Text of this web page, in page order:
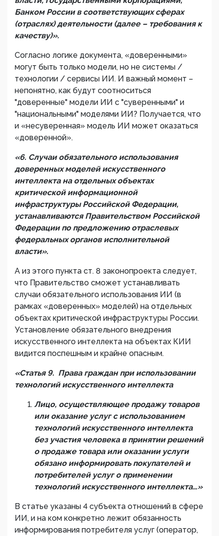
Банком России в соответствующих сферах
(отраслях) деятельности (далее – требования к
качеству)».
Согласно логике документа, «доверенными»
могут быть только модели, но не системы /
технологии / сервисы ИИ. И важный момент –
непонятно, как будут соотноситься
"доверенные" модели ИИ с "суверенными" и
"национальными" моделями ИИ? Получается, что
и «несуверенная» модель ИИ может оказаться
«доверенной».
«6. Случаи обязательного использования
доверенных моделей искусственного
интеллекта на отдельныхобъектах
критической информационной
инфраструктуры Российской Федерации,
устанавливаются Правительством Российской
Федерациипо предложению отраслевых
федеральных органов исполнительной
власти».
А из этого пункта ст. 8 законопроекта следует,
что Правительство сможет устанавливать
случаи обязательного использования ИИ (в
рамках «доверенных» моделей) на отдельных
объектах критической инфраструктуры России.
Установление обязательного внедрения
искусственного интеллекта на объектах КИИ
видится поспешным и крайне опасным.
«Статья 9. Права граждан при использовании
технологий искусственного интеллекта
Лицо, осуществляющее продажу товаров
или оказание услуг с использованием
технологий искусственного интеллекта
без участия человека в принятии решений
о продаже товара или оказании услуги
обязано информировать покупателей и
потребителей услуг о применении
технологий искусственного интеллекта…»
В статье указаны 4 субъекта отношений в сфере
ИИ, и на ком конкретно лежит обязанность
информирования потребителя услуг (оператор,